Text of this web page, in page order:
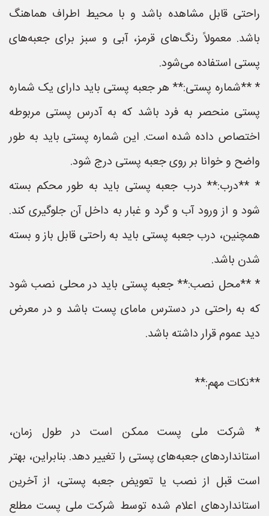
راحتی قابل مشاهده باشد و با محیط اطراف هماهنگ
باشد. معمولاً رنگ‌های قرمز، آبی و سبز برای جعبه‌های
پستی استفاده می‌شود.
* **شماره پستی:** هر جعبه پستی باید دارای یک شماره
پستی منحصر به فرد باشد که به آدرس پستی مربوطه
اختصاص داده شده است. این شماره پستی باید به طور
واضح و خوانا بر روی جعبه پستی درج شود.
* **درب:** درب جعبه پستی باید به طور محکم بسته
شود و از ورود آب و گرد و غبار به داخل آن جلوگیری کند.
همچنین، درب جعبه پستی باید به راحتی قابل باز و بسته
شدن باشد.
* **محل نصب:** جعبه پستی باید در محلی نصب شود
که به راحتی در دسترس مامای پست باشد و در معرض
دید عموم قرار داشته باشد.
**نکات مهم:**
* شرکت ملی پست ممکن است در طول زمان،
استانداردهای جعبه‌های پستی را تغییر دهد. بنابراین، بهتر
است قبل از نصب یا تعویض جعبه پستی، از آخرین
استانداردهای اعلام شده توسط شرکت ملی پست مطلع